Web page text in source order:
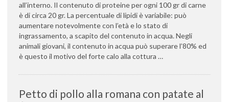
all’interno. Il contenuto di proteine per ogni 100 gr di carne
è di circa 20 gr. La percentuale di lipidi è variabile: può
aumentare notevolmente con l’età e lo stato di
ingrassamento, a scapito del contenuto in acqua. Negli
animali giovani, il contenuto in acqua può superare l’80% ed
è questo il motivo del forte calo alla cottura …
Petto di pollo alla romana con patate al